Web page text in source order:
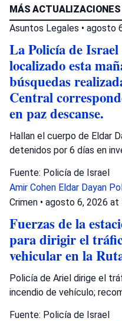
MÁS
Asuntos Legales • agosto
La Policía de
localizado esta
búsquedas
Central
en paz descanse.
Hallan el cuerpo de Eldar
detenidos por 6 días en
Fuente: Policía de Israel
Amir Cohen Eldar Dayan
Crimen • agosto 6, 2026 at
Fuerzas de la
para dirigir el
vehicular en la
Policía de Ariel dirige el
incendio de vehículo;
Fuente: Policía de Israel